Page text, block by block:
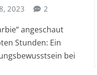
2023 2
angeschaut
Stunden: Ein
bei